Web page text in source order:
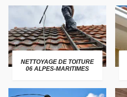
NETTOYAGE DE TOITURE
06 ALPES-MARITIMES